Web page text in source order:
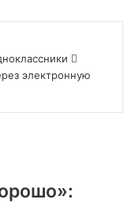
электронную